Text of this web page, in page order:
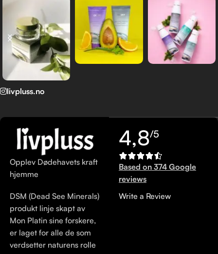
rolle i avansert hudpleie.
livpluss.no
Opplev Dødehavets kraft
hjemme
DSM (Dead See Minerals)
produkt linje skapt av
Mon Platin sine forskere,
er laget for alle de som
verdsetter naturens rolle
4,8/5
Based on 374 Google
reviews
Write a Review